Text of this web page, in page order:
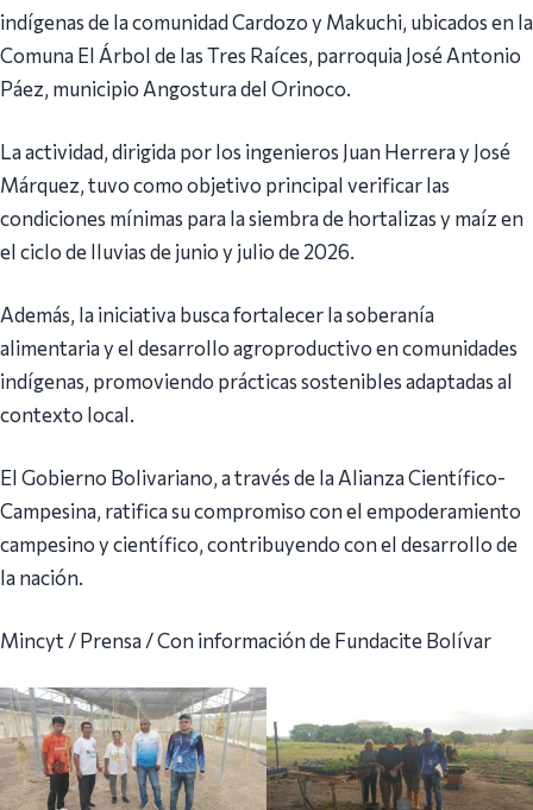
indígenas de la comunidad Cardozo y Makuchi, ubicados en la
Comuna El Árbol de las Tres Raíces, parroquia José Antonio
Páez, municipio Angostura del Orinoco.
La actividad, dirigida por los ingenieros Juan Herrera y José
Márquez, tuvo como objetivo principal verificar las
condiciones mínimas para la siembra de hortalizas y maíz en
el ciclo de lluvias de junio y julio de 2026.
Además, la iniciativa busca fortalecer la soberanía
alimentaria y el desarrollo agroproductivo en comunidades
indígenas, promoviendo prácticas sostenibles adaptadas al
contexto local.
El Gobierno Bolivariano, a través de la Alianza Científico-
Campesina, ratifica su compromiso con el empoderamiento
campesino y científico, contribuyendo con el desarrollo de
la nación.
Mincyt / Prensa / Con información de Fundacite Bolívar